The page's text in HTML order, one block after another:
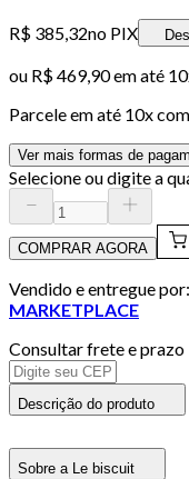
R$ 385,32no PIX
ou R$ 469,90em até
Parcele em até 10x
Ver mais formas de
Selecione ou digite a
COMPRAR AGORA
Vendido e entregue por:
MARKETPLACE
Consultar frete e prazo
Descrição do produto
Sobre a Le biscuit